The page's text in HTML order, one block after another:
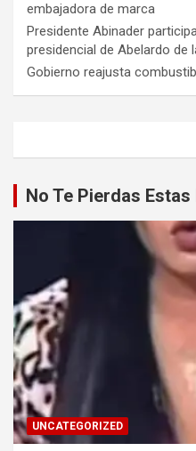
embajadora de marca
Presidente Abinader
presidencial de Abelardo de
Gobierno reajusta
No Te Pierdas
UNCATEGORIZED